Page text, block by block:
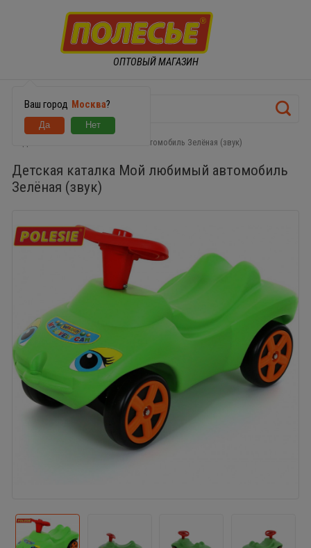
ОПТОВЫЙ МАГАЗИН
Ваш город Москва?
Детская каталка Мой любимый автомобиль Зелёная (звук)
Детская каталка Мой любимый автомобиль
Зелёная (звук)